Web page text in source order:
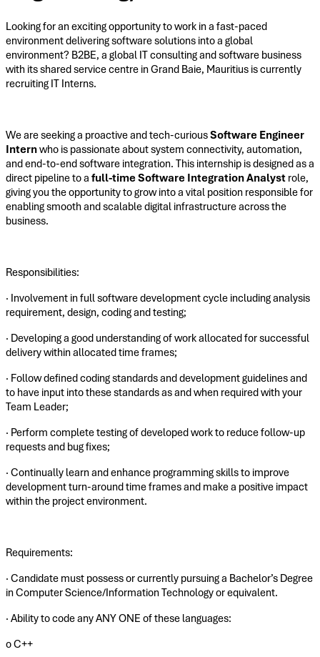
Looking for an exciting opportunity to work in a fast-paced
environment delivering software solutions into a global
environment? B2BE, a global IT consulting and software business
with its shared service centre in Grand Baie, Mauritius is currently
recruiting IT Interns.
We are seeking a proactive and tech-curiousSoftware Engineer
Internwho is passionate about system connectivity, automation,
and end-to-end software integration. This internship is designed as a
direct pipeline to a full-time Software Integration Analyst role,
giving you the opportunity to grow into a vital position responsible for
enabling smooth and scalable digital infrastructure across the
business.
Responsibilities:
· Involvement in full software development cycle including analysis
requirement, design, coding and testing;
· Developing a good understanding of work allocated for successful
delivery within allocated time frames;
· Follow defined coding standards and development guidelines and
to have input into these standards as and when required with your
Team Leader;
· Perform complete testing of developed work to reduce follow-up
requests and bug fixes;
· Continually learn and enhance programming skills to improve
development turn-around time frames and make a positive impact
within the project environment.
Requirements:
· Candidate must possess or currently pursuing a Bachelor’s Degree
in Computer Science/Information Technology or equivalent.
· Ability to code any ANY ONE of these languages:
o C++